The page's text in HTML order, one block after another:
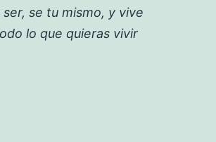
se tu mismo, y vive
lo que quieras vivir